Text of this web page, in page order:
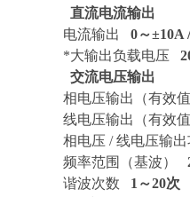
 直流电流输出
电流输出 0～±10A
*大输出负载电压
 交流电压输出
相电压输出（有效
线电压输出（有效
相电压 / 线电压输
频率范围（基波）
谐波次数
1～20次